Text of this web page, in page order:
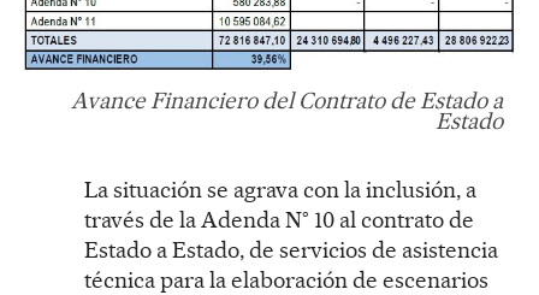
Avance Financiero del Contrato de Estado a
Estado
La situación se agrava con la inclusión, a
través de la Adenda N° 10 al contrato de
Estado a Estado, de servicios de asistencia
técnica para la elaboración de escenarios